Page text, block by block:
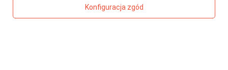
Konfiguracja zgód